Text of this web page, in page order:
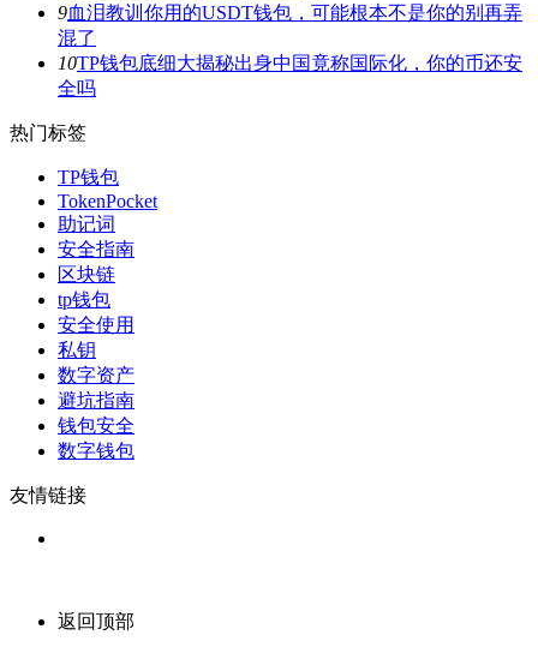
9血泪教训你用的USDT钱包，可能根本不是你的别再弄
混了
10TP钱包底细大揭秘出身中国竟称国际化，你的币还安
全吗
热门标签
TP钱包
TokenPocket
助记词
安全指南
区块链
tp钱包
安全使用
私钥
数字资产
避坑指南
钱包安全
数字钱包
友情链接
返回顶部